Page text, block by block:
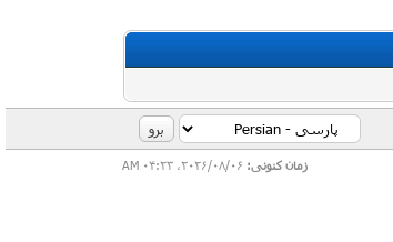
زمان کنونی: 2026/08/06، 04:23 AM